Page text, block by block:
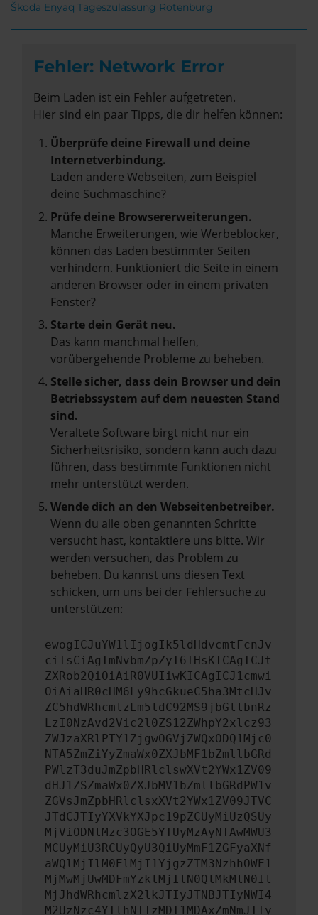
Škoda Enyaq Tageszulassung Rotenburg
Fehler: Network Error
Beim Laden ist ein Fehler aufgetreten.
Hier sind ein paar Tipps, die dir helfen können:
Überprüfe deine Firewall und deine
Internetverbindung.
Laden andere Webseiten, zum Beispiel
deine Suchmaschine?
Prüfe deine Browsererweiterungen.
Manche Erweiterungen, wie Werbeblocker,
können das Laden bestimmter Seiten
verhindern. Funktioniert die Seite in einem
anderen Browser oder in einem privaten
Fenster?
Starte dein Gerät neu.
Das kann manchmal helfen,
vorübergehende Probleme zu beheben.
Stelle sicher, dass dein Browser und dein
Betriebssystem auf dem neuesten Stand
sind.
Veraltete Software birgt nicht nur ein
Sicherheitsrisiko, sondern kann auch dazu
führen, dass bestimmte Funktionen nicht
mehr unterstützt werden.
Wende dich an den Webseitenbetreiber.
Wenn du alle oben genannten Schritte
versucht hast, kontaktiere uns bitte. Wir
werden versuchen, das Problem zu
beheben. Du kannst uns diesen Text
schicken, um uns bei der Fehlersuche zu
unterstützen:
ewogICJuYW1lIjogIk5ldHdvcmtFcnJv
ciIsCiAgImNvbmZpZyI6IHsKICAgICJt
ZXRob2QiOiAiR0VUIiwKICAgICJ1cmwi
OiAiaHR0cHM6Ly9hcGkueC5ha3MtcHJv
ZC5hdWRhcmlzLm5ldC92MS9jbGllbnRz
LzI0NzAvd2Vic2l0ZS12ZWhpY2xlcz93
ZWJzaXRlPTY1ZjgwOGVjZWQxODQ1Mjc0
NTA5ZmZiYyZmaWx0ZXJbMF1bZmllbGRd
PWlzT3duJmZpbHRlclswXVt2YWx1ZV09
dHJ1ZSZmaWx0ZXJbMV1bZmllbGRdPW1v
ZGVsJmZpbHRlclsxXVt2YWx1ZV09JTVC
JTdCJTIyYXVkYXJpc19pZCUyMiUzQSUy
MjViODNlMzc3OGE5YTUyMzAyNTAwMWU3
MCUyMiU3RCUyQyU3QiUyMmF1ZGFyaXNf
aWQlMjIlM0ElMjI1YjgzZTM3NzhhOWE1
MjMwMjUwMDFmYzklMjIlN0QlMkMlN0Il
MjJhdWRhcmlzX2lkJTIyJTNBJTIyNWI4
M2UzNzc4YTlhNTIzMDI1MDAxZmNmJTIy